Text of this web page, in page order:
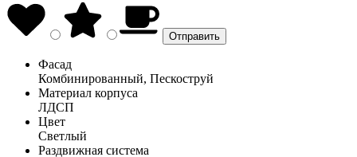
Фасад
Комбинированный, Пескоструй
Материал корпуса
ЛДСП
Цвет
Светлый
Раздвижная система